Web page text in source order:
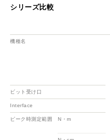
シリーズ比較
機種名
ビット受け口
Interface
ピーク時測定範囲 N・m